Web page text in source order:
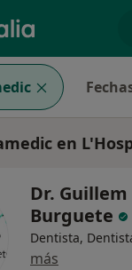
en
Dr. Guillem
Burguete
Dentista,
más